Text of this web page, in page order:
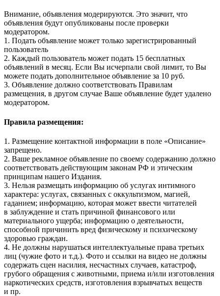
Внимание, объявления модерируются. Это значит, что
объявления будут опубликованы после проверки
модератором.
1. Подать объявление может только зарегистрированный
пользователь
2. Каждый пользователь может подать 15 бесплатных
объявлений в месяц. Если Вы исчерпали свой лимит, то Вы
можете подать дополнительное объявление за 10 руб.
3. Объявление должно соответствовать Правилам
размещения, в другом случае Ваше объявление будет удалено
модератором.
Правила размещения:
1. Размещение контактной информации в поле «Описание»
запрещено.
2. Ваше рекламное объявление по своему содержанию должно
соответствовать действующим законам РФ и этическим
принципам нашего Издания.
3. Нельзя размещать информацию об услугах интимного
характера: услугах, связанных с оккультизмом, магией,
гаданием; информацию, которая может ввести читателей
в заблуждение и стать причиной финансового или
материального ущерба; информацию о деятельности,
способной причинить вред физическому и психическому
здоровью граждан.
4. Не должны нарушаться интеллектуальные права третьих
лиц (чужие фото и т.д.). Фото и ссылки на видео не должны
содержать сцен насилия, несчастных случаев, катастроф,
грубого обращения с животными, приема и/или изготовления
наркотических средств, изготовления взрывчатых веществ
и пр.